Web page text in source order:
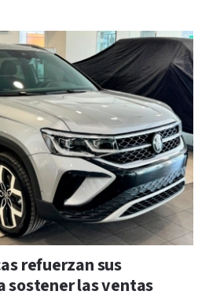
refuerzan sus
sostener las ventas